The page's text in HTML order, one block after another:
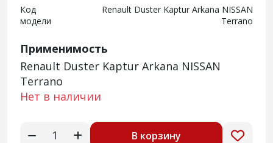
Код
модели
Renault Duster Kaptur Arkana NISSAN
Terrano
Применимость
Renault Duster Kaptur Arkana NISSAN
Terrano
Нет в наличии
В корзину